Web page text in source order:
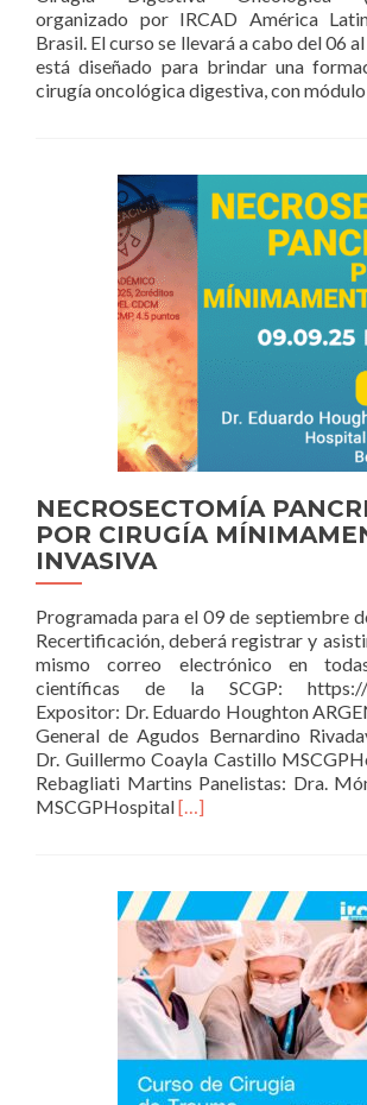
organizado por IRCAD América
Brasil. El curso se llevará a cabo del 06
está diseñado para brindar una
cirugía oncológica digestiva, con módulo
NECROSECTOMÍA
POR CIRUGÍA
INVASIVA
Programada para el 09 de septiembre
Recertificación, deberá registrar y
mismo correo electrónico en
científicas de la SCGP: https://
Expositor: Dr. Eduardo Houghton
General de Agudos Bernardino
Dr. Guillermo Coayla Castillo
Rebagliati Martins Panelistas: Dra.
MSCGPHospitalRead
PANCREÁTICA
POR
CIRUGÍA
MÍNIMAMENTE
INVASIVA
[…]